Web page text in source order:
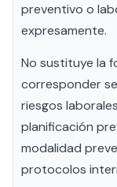
preventivo o
expresamente.
No sustituye la
corresponder
riesgos
planificación
modalidad
protocolos